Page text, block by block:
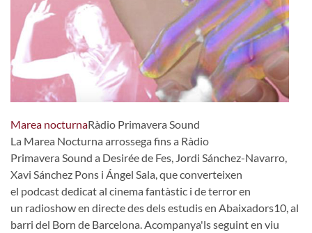
Marea nocturnaRàdio Primavera Sound
La Marea Nocturna arrossega fins a Ràdio
Primavera Sound a Desirée de Fes, Jordi Sánchez-Navarro,
Xavi Sánchez Pons i Ángel Sala, que converteixen
el podcast dedicat al cinema fantàstic i de terror en
un radioshow en directe des dels estudis en Abaixadors10, al
barri del Born de Barcelona. Acompanya'ls seguint en viu